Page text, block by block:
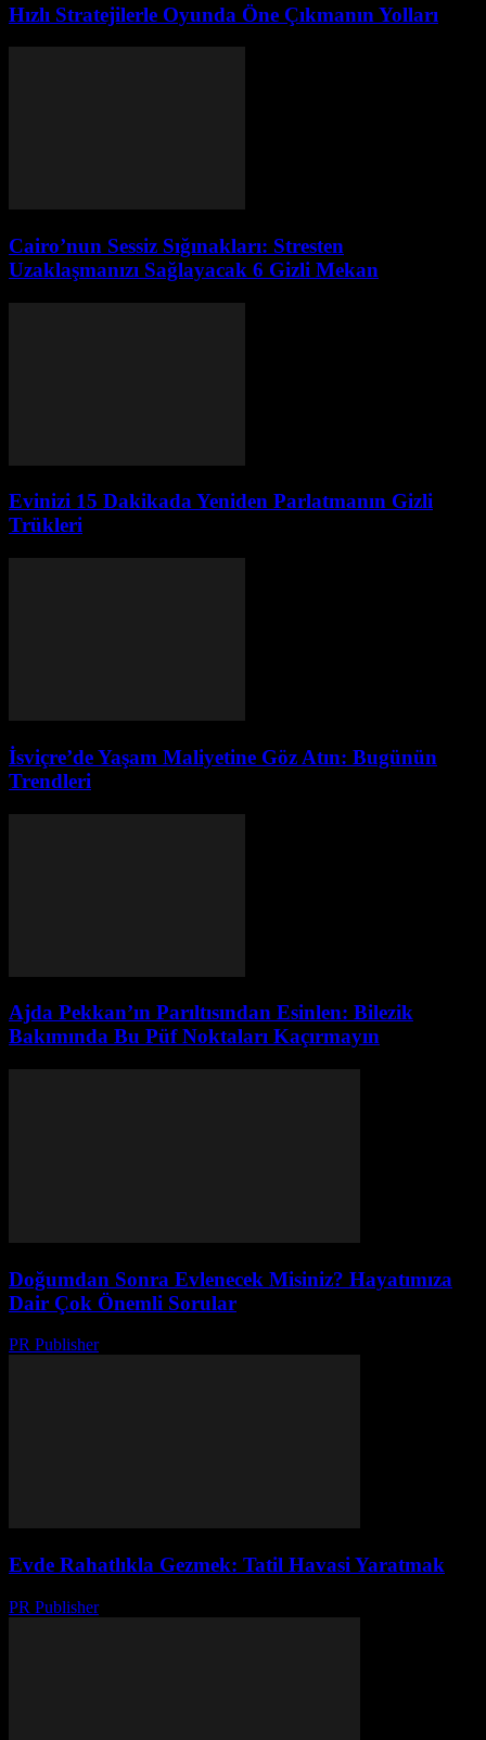
Hızlı Stratejilerle Oyunda Öne Çıkmanın Yolları
Cairo’nun Sessiz Sığınakları: Stresten
Uzaklaşmanızı Sağlayacak 6 Gizli Mekan
Evinizi 15 Dakikada Yeniden Parlatmanın Gizli
Trükleri
İsviçre’de Yaşam Maliyetine Göz Atın: Bugünün
Trendleri
Ajda Pekkan’ın Parıltısından Esinlen: Bilezik
Bakımında Bu Püf Noktaları Kaçırmayın
Doğumdan Sonra Evlenecek Misiniz? Hayatımıza
Dair Çok Önemli Sorular
PR Publisher-
Evde Rahatlıkla Gezmek: Tatil Havasi Yaratmak
PR Publisher-